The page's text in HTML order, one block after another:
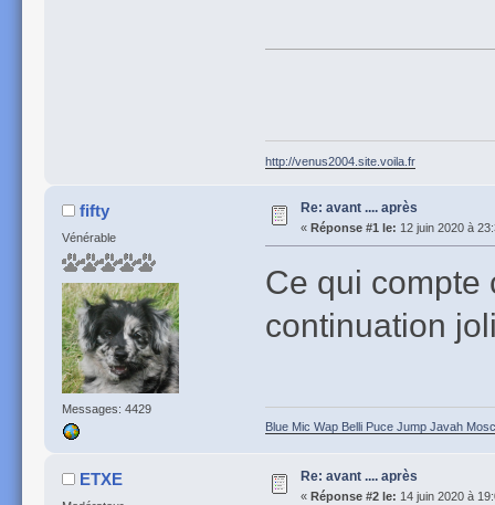
http://venus2004.site.voila.fr
fifty
Vénérable
Messages: 4429
Re: avant .... après
« Réponse #1 le: 12 juin 2020 à
Ce qui compte
continuation
Blue Mic Wap Belli Puce Jump Javah
ETXE Re: avant .... après
« Réponse #2 le: 14 juin 2020 à